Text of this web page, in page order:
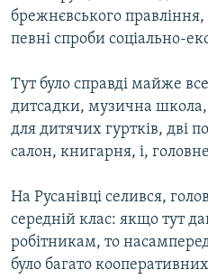
брежнєвського
певні спроби соціально-
Тут було справді майже
дитсадки, музична
для дитячих гуртків, дві
салон, книгарня, і,
На Русанівці селився,
середній клас: якщо тут
робітникам, то
було багато